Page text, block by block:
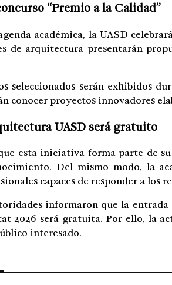
“Premio a la Calidad”
académica, la UASD
de arquitectura presentarán
seleccionados serán exhibidos
conocer proyectos innovadores
UASD será gratuito
esta iniciativa forma parte de
Del mismo modo, la
capaces de responder a los
informaron que la
2026 será gratuita. Por ello, la
interesado.